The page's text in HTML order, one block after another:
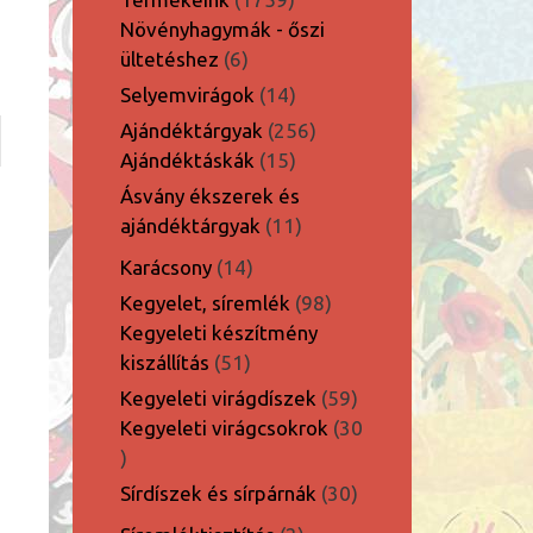
termék
Növényhagymák - őszi
ültetéshez 66
termék
Selyemvirágok 1414
termék
Ajándéktárgyak 256256
Ajándéktáskák 1515
termék
Ásvány ékszerek és
ajándéktárgyak
1111
Karácsony 1414
termék
Kegyelet, síremlék 9898
Kegyeleti készítmény
kiszállítás 5151
termék
Kegyeleti virágdíszek 5959
termék
Kegyeleti virágcsokrok 30
30
termék
Sírdíszek és sírpárnák 3030